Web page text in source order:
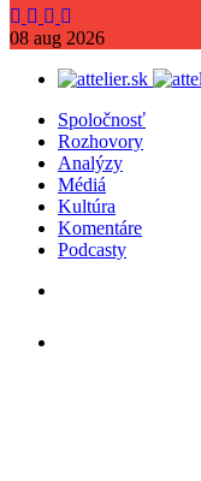
08 aug 2026
Spoločnosť
Rozhovory
Analýzy
Médiá
Kultúra
Komentáre
Podcasty